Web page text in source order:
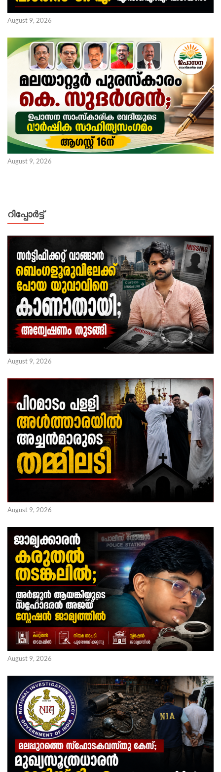
August 9, 2026
August 9, 2026
റിപ്പോര്‍ട്ട്
August 9, 2026
August 9, 2026
August 9, 2026